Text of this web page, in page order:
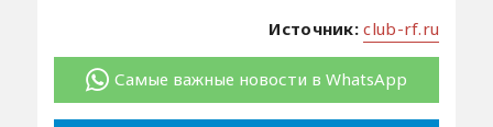
Источник:club-rf.ru
Самые важные новости в WhatsApp